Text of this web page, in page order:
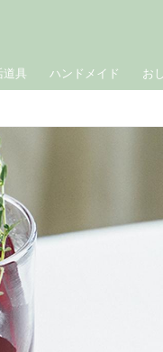
道具 ハンドメイド お